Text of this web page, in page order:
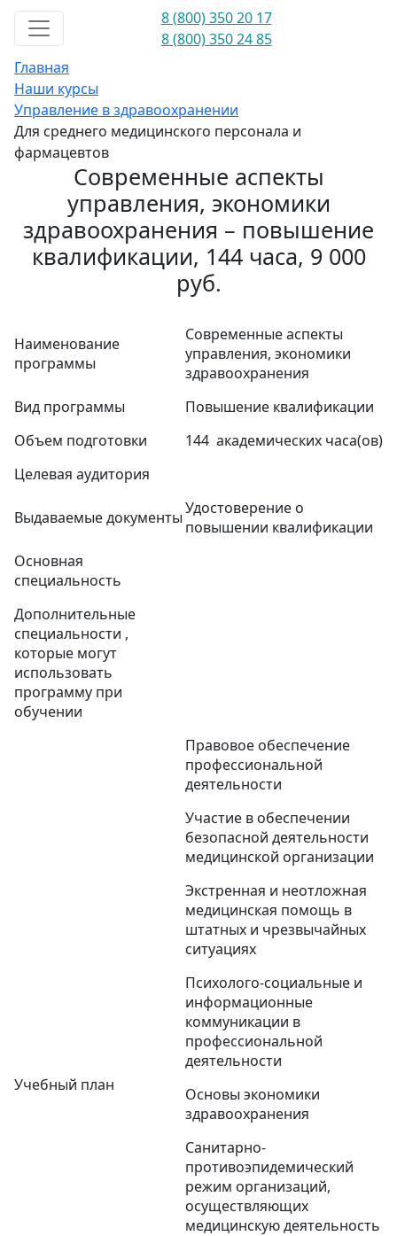
8 (800) 350 20 17
8 (800) 350 24 85
Главная
Наши курсы
Управление в здравоохранении
Для среднего медицинского персонала и
фармацевтов
Современные аспекты
управления, экономики
здравоохранения – повышение
квалификации, 144 часа, 9 000
руб.
Наименование
программы
Современные аспекты
управления, экономики
здравоохранения
Вид программы
Повышение квалификации
Объем подготовки
144 академических часа(ов)
Целевая аудитория
Выдаваемые документыУдостоверение о
повышении квалификации
Основная
специальность
Дополнительные
специальности ,
которые могут
использовать
программу при
обучении
Учебный план
Правовое обеспечение
профессиональной
деятельности
Участие в обеспечении
безопасной деятельности
медицинской организации
Экстренная и неотложная
медицинская помощь в
штатных и чрезвычайных
ситуациях
Психолого-социальные и
информационные
коммуникации в
профессиональной
деятельности
Основы экономики
здравоохранения
Санитарно-
противоэпидемический
режим организаций,
осуществляющих
медицинскую деятельность